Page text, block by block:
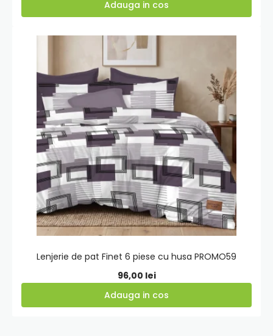
Adauga in cos
Lenjerie de pat Finet 6 piese cu husa PROMO59
96,00 lei
Adauga in cos
Adauga
cos